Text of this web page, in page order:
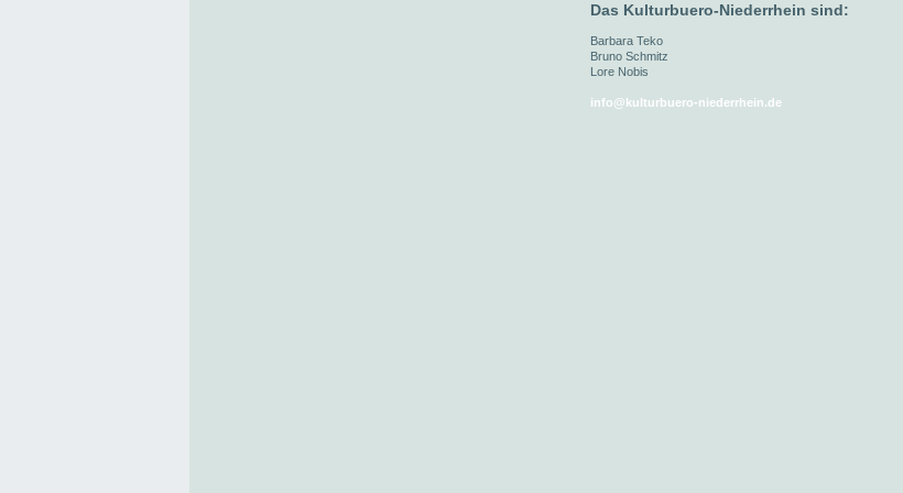
Das Kulturbuero-Niederrhein sind:
Barbara Teko
Bruno Schmitz
Lore Nobis
info@kulturbuero-niederrhein.de